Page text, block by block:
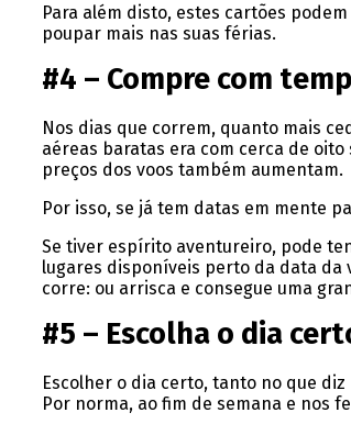
Para além disto, estes cartões
poupar mais nas suas férias.
#4 – Compre com
Nos dias que correm, quanto mais
aéreas baratas era com cerca de
preços dos voos também aumentam.
Por isso, se já tem datas em mente
Se tiver espírito aventureiro, pode
lugares disponíveis perto da data da
corre: ou arrisca e consegue uma
#5 – Escolha o dia
Escolher o dia certo, tanto no que
Por norma, ao fim de semana e nos